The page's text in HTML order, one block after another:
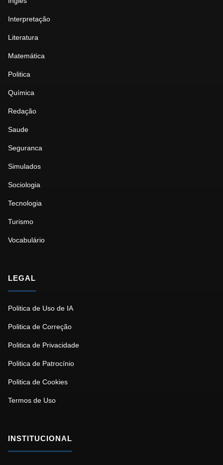
Interpretação
Literatura
Matemática
Politica
Química
Redação
Saude
Seguranca
Simulados
Sociologia
Tecnologia
Turismo
Vocabulário
LEGAL
Politica de Uso de IA
Politica de Correção
Politica de Privacidade
Politica de Patrocínio
Politica de Cookies
Termos de Uso
INSTITUCIONAL